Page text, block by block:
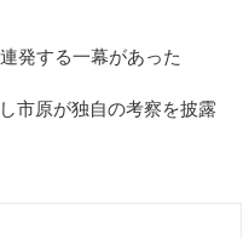
発する一幕があった
市原が独自の考察を披露